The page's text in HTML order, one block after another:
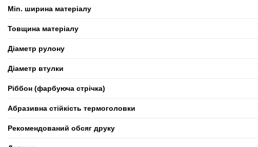
Min. ширина матеріалу
Товщина матеріалу
Діаметр рулону
Діаметр втулки
Ріббон (фарбуюча стрічка)
Абразивна стійкість термоголовки
Рекомендований обсяг друку